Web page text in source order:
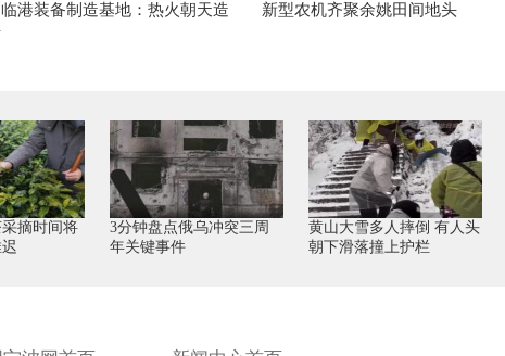
港装备制造基地：热火朝天造
新型农机齐聚余姚田间地头
摘时间将
3分钟盘点俄乌冲突三周
年关键事件
黄山大雪多人摔倒 有人头
朝下滑落撞上护栏